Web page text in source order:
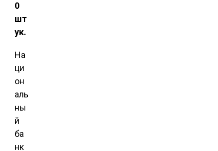
0
шт
ук.
На
ци
он
аль
ны
й
ба
нк